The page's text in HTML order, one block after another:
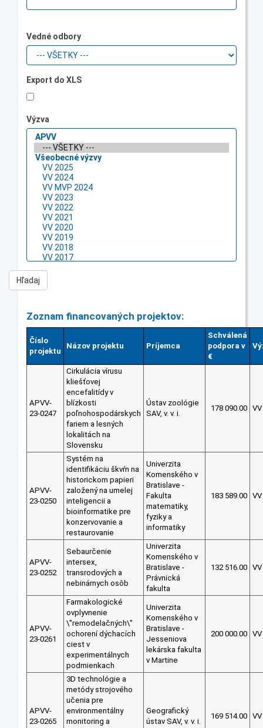
Vedné odbory
Export do XLS
Výzva
Zoznam financovaných projektov:
Číslo
projektu
Názov projektu Príjemca
Schválená
podpora v
€
APVV-
23-0247
Cirkulácia vírusu
kliešťovej
encefalitídy v
blízkosti
poľnohospodárskych
fariem a lesných
lokalitách na
Slovensku
Ústav zoológie
SAV, v. v. i.
178 090.00
APVV-
23-0250
Systém na
identifikáciu škvŕn na
historickom papieri
založený na umelej
inteligencii a
bioinformatike pre
konzervovanie a
restaurovanie
Univerzita
Komenského v
Bratislave -
Fakulta
matematiky,
fyziky a
informatiky
183 589.00
APVV-
23-0252
Sebaurčenie
intersex,
transrodových a
nebinárnych osôb
Univerzita
Komenského v
Bratislave -
Právnická
fakulta
132 516.00
APVV-
23-0261
Farmakologické
ovplyvnenie
\"remodelačných\"
ochorení dýchacích
ciest v
experimentálnych
podmienkach
Univerzita
Komenského v
Bratislave -
Jesseniova
lekárska fakulta
v Martine
200 000.00
APVV-
23-0265
3D technológie a
metódy strojového
učenia pre
environmentálny
monitoring a
Geografický
ústav SAV, v. v. i.
169 514.00